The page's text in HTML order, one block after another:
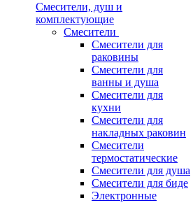
Смесители, душ и
комплектующие
Смесители
Смесители для
раковины
Смесители для
ванны и душа
Смесители для
кухни
Смесители для
накладных раковин
Смесители
термостатические
Смесители для душа
Смесители для биде
Электронные